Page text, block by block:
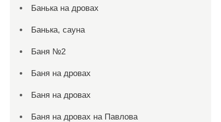
Банька на дровах
Банька, сауна
Баня №2
Баня на дровах
Баня на дровах
Баня на дровах на Павлова